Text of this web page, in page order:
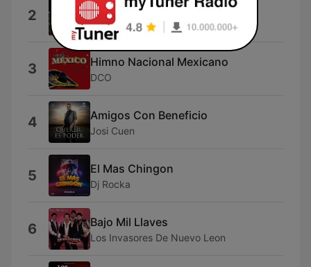
2 Dicen Desde la Junta
La Comparsa de la Cantera
3 Himno Nacional Mexicano
DCO
4 Amigos Con Beneficio
Josi Cuen
5 El Mas Chingon
Dj Rocka
6 Bajo Mil Llaves
Los Invasores De Nuevo Leon